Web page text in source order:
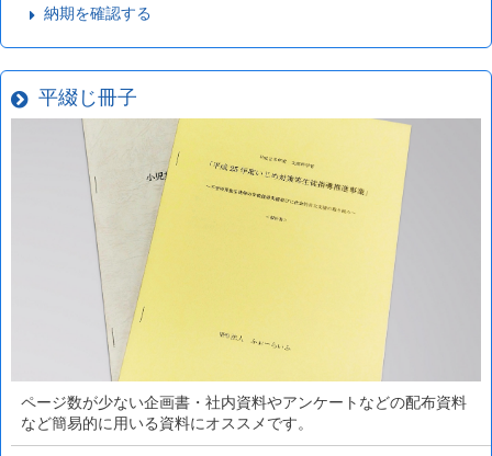
納期を確認する
平綴じ冊子
ページ数が少ない企画書・社内資料やアンケートなどの配布資料
など簡易的に用いる資料にオススメです。